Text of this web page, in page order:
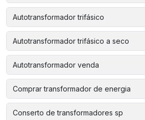
Autotransformador trifásico
Autotransformador trifásico a seco
Autotransformador venda
Comprar transformador de energia
Conserto de transformadores sp